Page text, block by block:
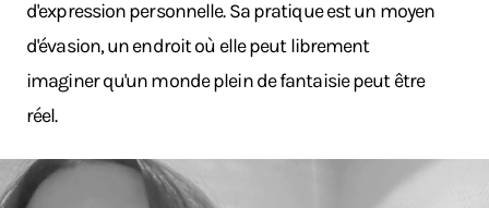
d'expression personnelle. Sa pratique est un moyen
d'évasion, un endroit où elle peut librement
imaginer qu'un monde plein de fantaisie peut être
réel.